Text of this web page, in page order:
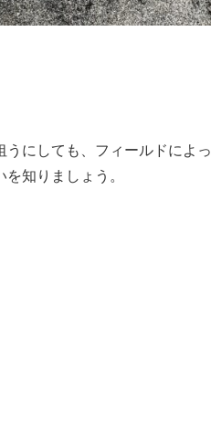
にしても、フィールドによっ
知りましょう。